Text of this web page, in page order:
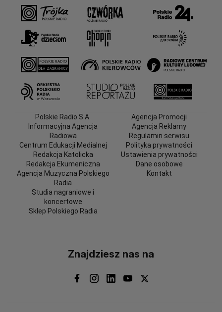
Polskie Radio S.A.
Informacyjna Agencja
Radiowa
Centrum Edukacji Medialnej
Redakcja Katolicka
Redakcja Ekumeniczna
Agencja Muzyczna Polskiego
Radia
Studia nagraniowe i
koncertowe
Sklep Polskiego Radia
Agencja Promocji
Agencja Reklamy
Regulamin serwisu
Polityka prywatności
Ustawienia prywatności
Dane osobowe
Kontakt
Znajdziesz nas na